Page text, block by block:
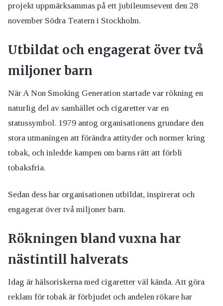
projekt uppmärksammas på ett jubileumsevent den 28
november Södra Teatern i Stockholm.
Utbildat och engagerat över två
miljoner barn
När A Non Smoking Generation startade var rökning en
naturlig del av samhället och cigaretter var en
statussymbol. 1979 antog organisationens grundare den
stora utmaningen att förändra attityder och normer kring
tobak, och inledde kampen om barns rätt att förbli
tobaksfria.
Sedan dess har organisationen utbildat, inspirerat och
engagerat över två miljoner barn.
Rökningen bland vuxna har
nästintill halverats
Idag är hälsoriskerna med cigaretter väl kända. Att göra
reklam för tobak är förbjudet och andelen rökare har